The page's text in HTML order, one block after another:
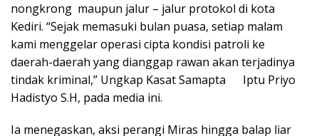
nongkrong maupun jalur – jalur protokol di kota
Kediri. “Sejak memasuki bulan puasa, setiap malam
kami menggelar operasi cipta kondisi patroli ke
daerah-daerah yang dianggap rawan akan terjadinya
tindak kriminal,” Ungkap Kasat Samapta Iptu Priyo
Hadistyo S.H, pada media ini.
Ia menegaskan, aksi perangi Miras hingga balap liar